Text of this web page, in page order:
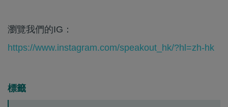
瀏覽我們的IG：
https://www.instagram.com/speakout_hk/?hl=zh-hk
標籤